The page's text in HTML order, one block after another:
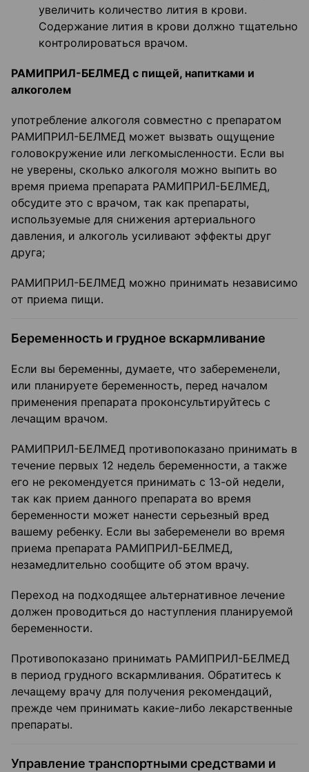
увеличить количество лития в крови.
Содержание лития в крови должно тщательно
контролироваться врачом.
РАМИПРИЛ-БЕЛМЕД с пищей, напитками и
алкоголем
употребление алкоголя совместно с препаратом
РАМИПРИЛ-БЕЛМЕД может вызвать ощущение
головокружение или легкомысленности. Если вы
не уверены, сколько алкоголя можно выпить во
время приема препарата РАМИПРИЛ-БЕЛМЕД,
обсудите это с врачом, так как препараты,
используемые для снижения артериального
давления, и алкоголь усиливают эффекты друг
друга;
РАМИПРИЛ-БЕЛМЕД можно принимать независимо
от приема пищи.
Беременность и грудное вскармливание
Если вы беременны, думаете, что забеременели,
или планируете беременность, перед началом
применения препарата проконсультируйтесь с
лечащим врачом.
РАМИПРИЛ-БЕЛМЕД противопоказано принимать в
течение первых 12 недель беременности, а также
его не рекомендуется принимать с 13-ой недели,
так как прием данного препарата во время
беременности может нанести серьезный вред
вашему ребенку. Если вы забеременели во время
приема препарата РАМИПРИЛ-БЕЛМЕД,
незамедлительно сообщите об этом врачу.
Переход на подходящее альтернативное лечение
должен проводиться до наступления планируемой
беременности.
Противопоказано принимать РАМИПРИЛ-БЕЛМЕД
в период грудного вскармливания. Обратитесь к
лечащему врачу для получения рекомендаций,
прежде чем принимать какие-либо лекарственные
препараты.
Управление транспортными средствами и